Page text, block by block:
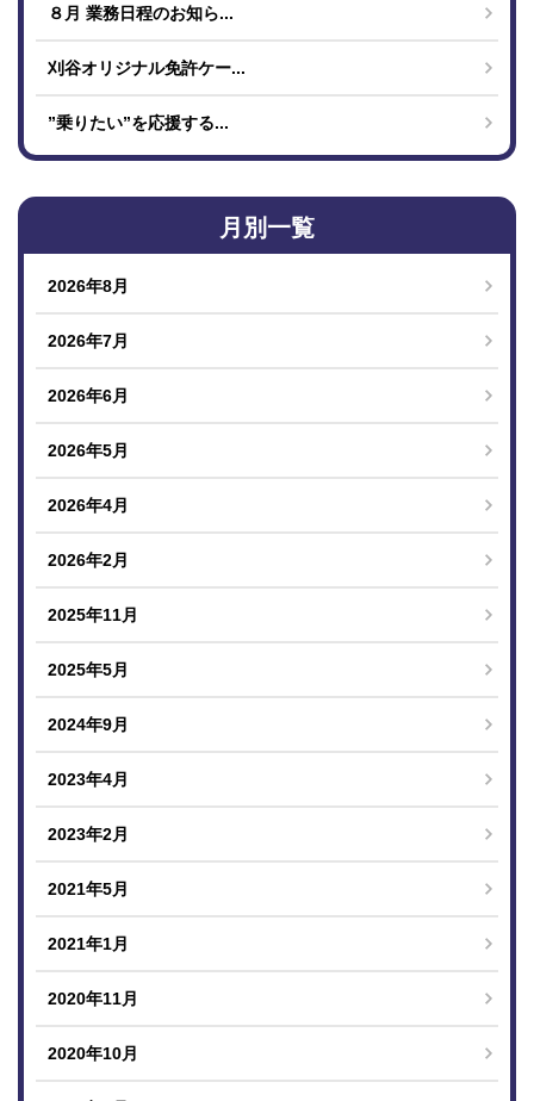
８月 業務日程のお知ら...
刈谷オリジナル免許ケー...
”乗りたい”を応援する...
月別一覧
2026年8月
2026年7月
2026年6月
2026年5月
2026年4月
2026年2月
2025年11月
2025年5月
2024年9月
2023年4月
2023年2月
2021年5月
2021年1月
2020年11月
2020年10月